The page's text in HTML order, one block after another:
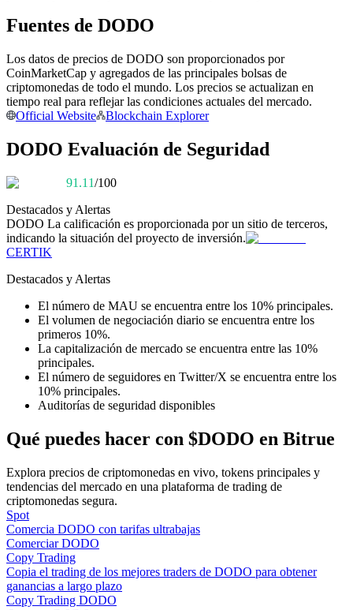
Disfruta del reparto de beneficios y comisiones de copy trading
Información
Análisis de big data que incluye información comercial, etc.
Guía de inicio de futuros
Fuentes de DODO
Los datos de precios de DODO son proporcionados por
CoinMarketCap y agregados de las principales bolsas de
criptomonedas de todo el mundo. Los precios se actualizan en
tiempo real para reflejar las condiciones actuales del mercado.
Official Website
Blockchain Explorer
DODO Evaluación de Seguridad
91.11/100
Destacados y Alertas
DODO La calificación es proporcionada por un sitio de terceros,
indicando la situación del proyecto de inversión.
CERTIK
Destacados y Alertas
El número de MAU se encuentra entre los 10% principales.
El volumen de negociación diario se encuentra entre los
primeros 10%.
La capitalización de mercado se encuentra entre las 10%
principales.
El número de seguidores en Twitter/X se encuentra entre los
10% principales.
Auditorías de seguridad disponibles
Qué puedes hacer con $DODO en Bitrue
Explora precios de criptomonedas en vivo, tokens principales y
tendencias del mercado en una plataforma de trading de
criptomonedas segura.
Spot
Comercia DODO con tarifas ultrabajas
Comerciar DODO
Copy Trading
Copia el trading de los mejores traders de DODO para obtener
ganancias a largo plazo
Copy Trading DODO